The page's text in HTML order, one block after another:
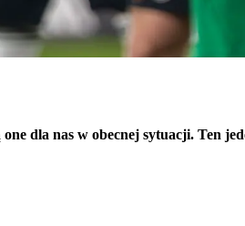
dla nas w obecnej sytuacji. Ten